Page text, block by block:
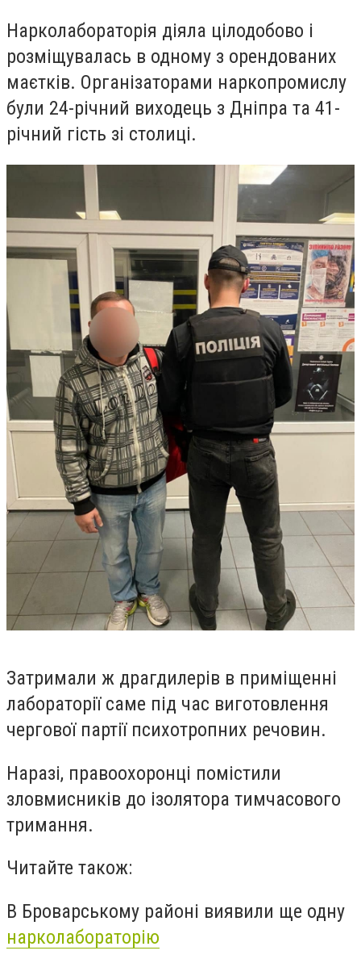
Нарколабораторія діяла цілодобово і
розміщувалась в одному з орендованих
маєтків. Організаторами наркопромислу
були 24-річний виходець з Дніпра та 41-
річний гість зі столиці.
Затримали ж драгдилерів в приміщенні
лабораторії саме під час виготовлення
чергової партії психотропних речовин.
Наразі, правоохоронці помістили
зловмисників до ізолятора тимчасового
тримання.
Читайте також:
В Броварському районі виявили ще одну
нарколабораторію